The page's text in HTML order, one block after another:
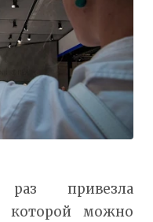
привезла
которой можно